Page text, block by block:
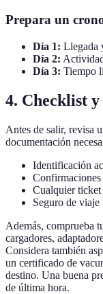
Prepara un
Día 1: Llegada
Día 2:
Día 3: Tiempo
4. Checklist
Antes de salir, revisa
documentación
Identificación
Confirmaciones
Cualquier ticket
Seguro de viaje
Además, comprueba
cargadores,
Considera también
un certificado de
destino. Una buena
de última hora.